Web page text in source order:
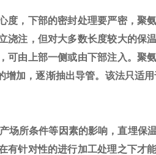
，下部的密封处理要严密，聚
浇注，但对大多数长度较大的保
可由上部一侧或由下部注入。聚
加，逐渐抽出导管。该法只适
所条件等因素的影响，直埋保
有针对性的进行加工处理之下才